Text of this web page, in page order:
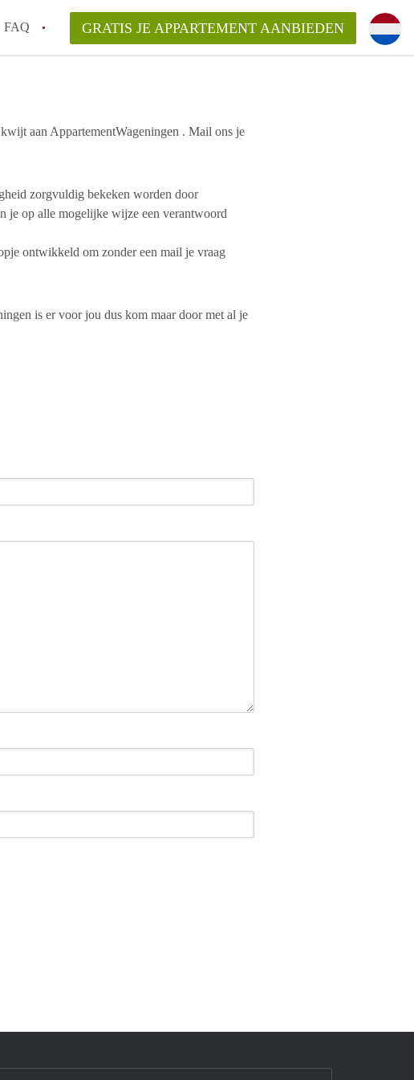
FAQ
AppartementWageningen?
voor het aangeboden
Wageningen?
GRATIS JE APPARTEMENT AANBIEDEN
aan AppartementWageningen . Mail ons je
zorgvuldig bekeken worden door
je op alle mogelijke wijze een verantwoord
ontwikkeld om zonder een mail je vraag
is er voor jou dus kom maar door met al je